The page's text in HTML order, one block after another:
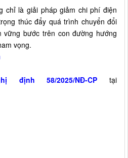
chỉ là giải pháp giảm chi phí điện
thúc đẩy quá trình chuyển đổi
vững bước trên con đường hướng
vọng.
định 58/2025/NĐ-CP tại